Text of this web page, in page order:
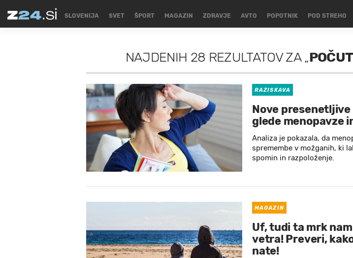
SLOVENIJA SVET ŠPORT MAGAZIN ZDRAVJE AVTO POPOTNIK POD STREHO
NAJDENIH 28 REZULTATOVZA„
RAZISKAVA
Nove
glede menopavze
Analiza je pokazala, da
spremembe v možganih, ki
spomin in razpoloženje.
MAGAZIN
Uf, tudi ta mrk
vetra! Preveri,
nate!